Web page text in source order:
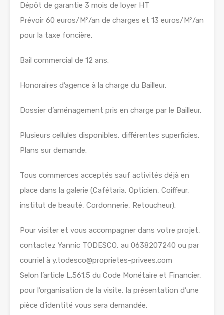
Dépôt de garantie 3 mois de loyer HT
Prévoir 60 euros/M²/an de charges et 13 euros/M²/an
pour la taxe foncière.
Bail commercial de 12 ans.
Honoraires d’agence à la charge du Bailleur.
Dossier d’aménagement pris en charge par le Bailleur.
Plusieurs cellules disponibles, différentes superficies.
Plans sur demande.
Tous commerces acceptés sauf activités déjà en
place dans la galerie (Cafétaria, Opticien, Coiffeur,
institut de beauté, Cordonnerie, Retoucheur).
Pour visiter et vous accompagner dans votre projet,
contactez Yannic TODESCO, au 0638207240 ou par
courriel à y.todesco@proprietes-privees.com
Selon l’article L.561.5 du Code Monétaire et Financier,
pour l’organisation de la visite, la présentation d’une
pièce d’identité vous sera demandée.